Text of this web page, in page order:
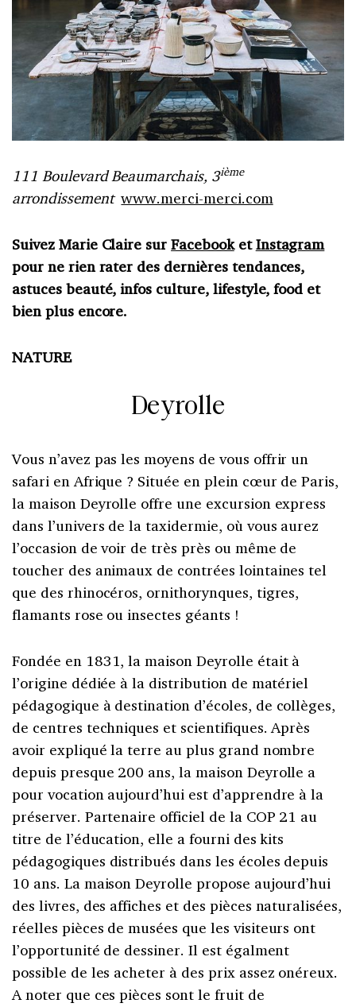
111 Boulevard Beaumarchais, 3ième
arrondissementwww.merci-merci.com
Suivez Marie Claire surFacebooketInstagram
pour ne rien rater des dernières tendances,
astuces beauté, infos culture, lifestyle, food et
bien plus encore.
NATURE
Deyrolle
Vous n’avez pas les moyens de vous offrir un
safari en Afrique ? Située en plein cœur de Paris,
la maison Deyrolle offre une excursion express
dans l’univers de la taxidermie, où vous aurez
l’occasion de voir de très près ou même de
toucher des animaux de contrées lointaines tel
que des rhinocéros, ornithorynques, tigres,
flamants rose ou insectes géants !
Fondée en 1831, la maison Deyrolle était à
l’origine dédiée à la distribution de matériel
pédagogique à destination d’écoles, de collèges,
de centres techniques et scientifiques. Après
avoir expliqué la terre au plus grand nombre
depuis presque 200 ans, la maison Deyrolle a
pour vocation aujourd’hui est d’apprendre à la
préserver. Partenaire officiel de la COP 21 au
titre de l’éducation, elle a fourni des kits
pédagogiques distribués dans les écoles depuis
10 ans. La maison Deyrolle propose aujourd’hui
des livres, des affiches et des pièces naturalisées,
réelles pièces de musées que les visiteurs ont
l’opportunité de dessiner. Il est égalment
possible de les acheter à des prix assez onéreux.
A noter que ces pièces sont le fruit de